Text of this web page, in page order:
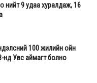
Хууль бол сонголтоор
асуудлыг байгаа
НЗД Х.Нямбаатар
бүх мөнгөний эрх
нийт 9 удаа хуралдаж, 16
100 жилийн ойн
нд Увс аймагт болно